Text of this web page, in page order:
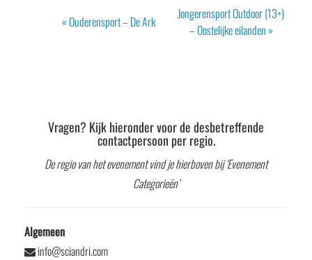
Evenement
Navigatie
«Ouderensport – De Ark
Jongerensport Outdoor (13+)
– Oostelijke eilanden»
Vragen? Kijk hieronder voor de desbetreffende
contactpersoon per regio.
De regio van het evenement vind je hierboven bij ‘Evenement
Categorieën’
Algemeen
info@sciandri.com